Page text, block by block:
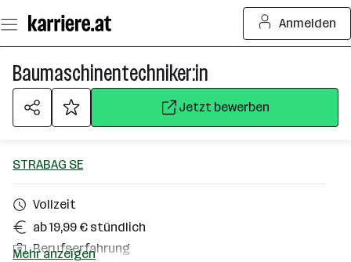
Seiteninhalt
springen
Anmelden
Baumaschinentechniker:in
Jetzt bewerben
STRABAG SE
Vollzeit
ab 19,99 € stündlich
Berufserfahrung
Mehr anzeigen